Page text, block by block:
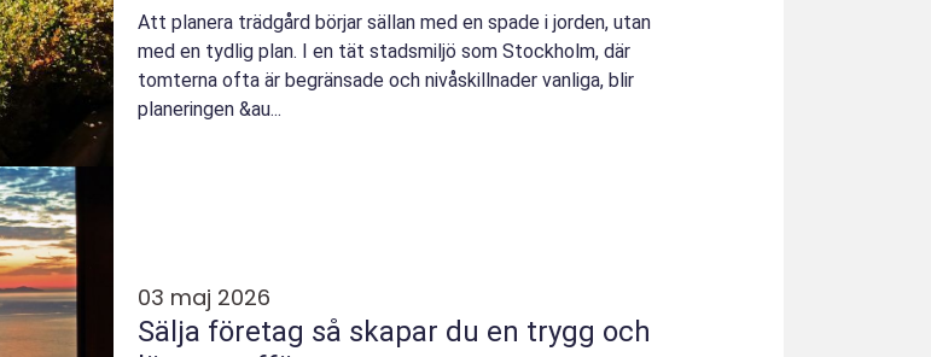
Att planera trädgård börjar sällan med en spade i jorden, utan
med en tydlig plan. I en tät stadsmiljö som Stockholm, där
tomterna ofta är begränsade och nivåskillnader vanliga, blir
planeringen &au...
03 maj 2026
Sälja företag så skapar du en trygg och